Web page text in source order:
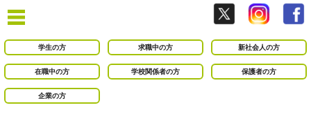
学生の方 求職中の方 新社会人の方
在職中の方 学校関係者の方 保護者の方
企業の方